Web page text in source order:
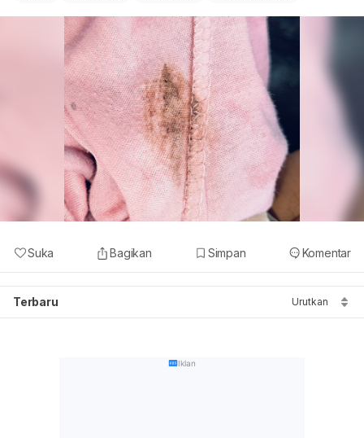
Suka Bagikan Simpan Komentar
Terbaru Urutkan
Iklan